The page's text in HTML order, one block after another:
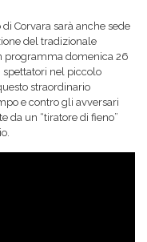
Corvara sarà anche sede
del tradizionale
programma domenica 26
nel piccolo
straordinario
e contro gli avversari
da un “tiratore di fieno”